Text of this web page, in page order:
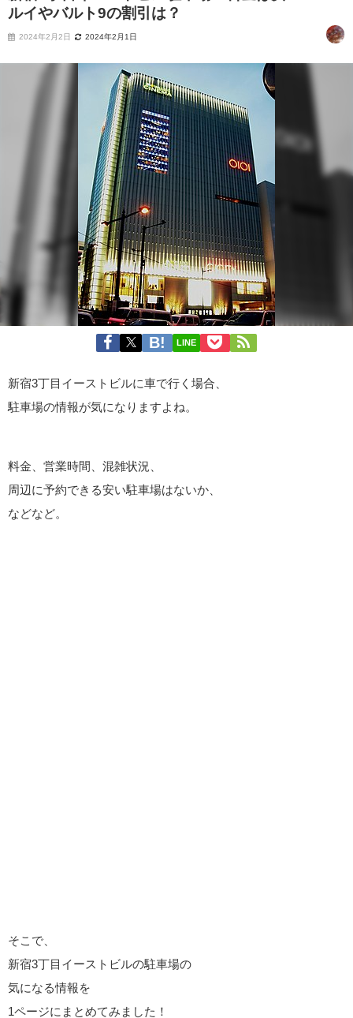
ルイやバルト9の割引は？
2024年2月2日 2024年2月1日
LINE
新宿3丁目イーストビルに車で行く場合、
駐車場の情報が気になりますよね。
料金、営業時間、混雑状況、
周辺に予約できる安い駐車場はないか、
などなど。
そこで、
新宿3丁目イーストビルの駐車場の
気になる情報を
1ページにまとめてみました！